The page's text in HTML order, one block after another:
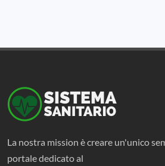
La nostra mission è creare un'unico
portale dedicato al